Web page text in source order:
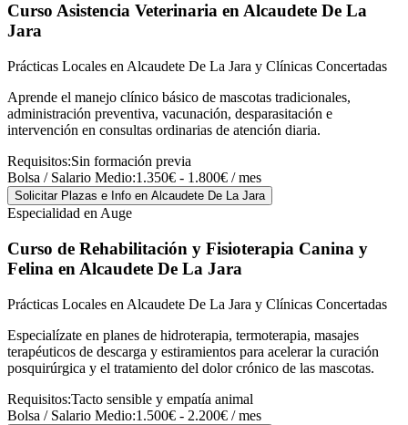
Curso Asistencia Veterinaria en Alcaudete De La
Jara
Prácticas Locales en Alcaudete De La Jara y Clínicas Concertadas
Aprende el manejo clínico básico de mascotas tradicionales,
administración preventiva, vacunación, desparasitación e
intervención en consultas ordinarias de atención diaria.
Requisitos:Sin formación previa
Bolsa / Salario Medio:1.350€ - 1.800€ / mes
Solicitar Plazas e Info en Alcaudete De La Jara
Especialidad en Auge
Curso de Rehabilitación y Fisioterapia Canina y
Felina en Alcaudete De La Jara
Prácticas Locales en Alcaudete De La Jara y Clínicas Concertadas
Especialízate en planes de hidroterapia, termoterapia, masajes
terapéuticos de descarga y estiramientos para acelerar la curación
posquirúrgica y el tratamiento del dolor crónico de las mascotas.
Requisitos:Tacto sensible y empatía animal
Bolsa / Salario Medio:1.500€ - 2.200€ / mes